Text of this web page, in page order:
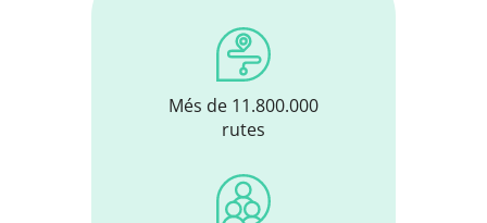
Més de 11.800.000
rutes